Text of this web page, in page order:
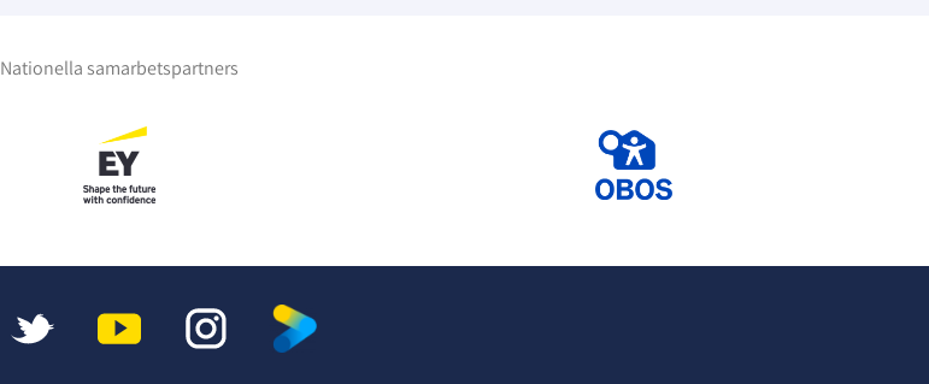
Nationella samarbetspartners